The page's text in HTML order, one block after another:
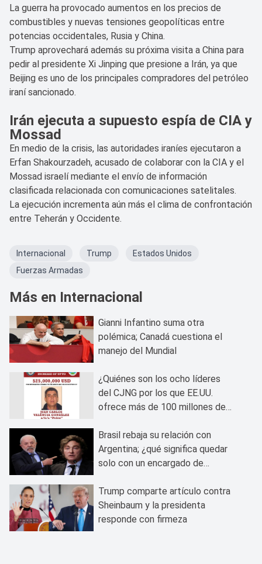
La guerra ha provocado aumentos en los precios de
combustibles y nuevas tensiones geopolíticas entre
potencias occidentales, Rusia y China.
Trump aprovechará además su próxima visita a China para
pedir al presidente Xi Jinping que presione a Irán, ya que
Beijing es uno de los principales compradores del petróleo
iraní sancionado.
Irán ejecuta a supuesto espía de CIA y
Mossad
En medio de la crisis, las autoridades iraníes ejecutaron a
Erfan Shakourzadeh, acusado de colaborar con la CIA y el
Mossad israelí mediante el envío de información
clasificada relacionada con comunicaciones satelitales.
La ejecución incrementa aún más el clima de confrontación
entre Teherán y Occidente.
Internacional Trump
Estados Unidos
Fuerzas Armadas
Más en Internacional
Gianni Infantino suma otra
polémica; Canadá cuestiona el
manejo del Mundial
¿Quiénes son los ocho líderes
del CJNG por los que EE.UU.
ofrece más de 100 millones de
Brasil rebaja su relación con
Argentina; ¿qué significa quedar
solo con un encargado de
Trump comparte artículo contra
Sheinbaum y la presidenta
responde con firmeza